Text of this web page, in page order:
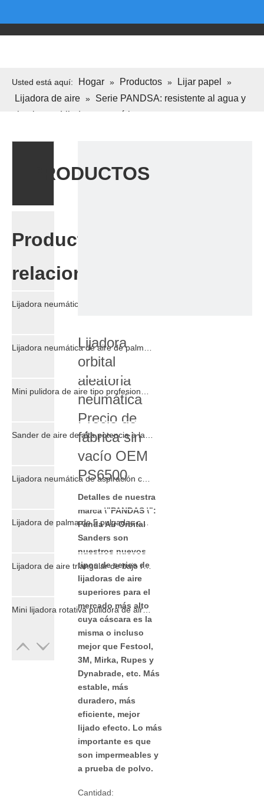
Usted está aquí: Hogar » Productos » Lijar papel »
Lijadora de aire »
Serie PANDSA: resistente al agua y
al polvo
Lijadora neumática
PRODUCTOS
Productos
relacionados
Lijadora de palma de 5 pulgadas con órbita de 5 mm
Lijadora de aire triangular de bajo ruido para lugares especiales de madera
Mini lijadora rotativa pulidora de aire aleatoria de dedo
Lijadora
orbital
aleatoria
neumática
Precio de
fábrica sin
vacío OEM
PS6500
Detalles de nuestra
marca \"PANDAS \":
Panda Air Orbital
Sanders son
nuestros nuevos
tipos de series de
lijadoras de aire
superiores para el
mercado más alto
cuya cáscara es la
misma o incluso
mejor que Festool,
3M, Mirka, Rupes y
Dynabrade, etc. Más
estable, más
duradero, más
eficiente, mejor
lijado efecto. Lo más
importante es que
son impermeables y
a prueba de polvo.
Cantidad: